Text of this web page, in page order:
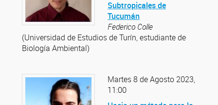
Subtropicales de
Tucumán
Federico Colle
(Universidad de Estudios de Turín, estudiante de
Biología Ambiental)
Martes 8 de Agosto 2023,
11:00